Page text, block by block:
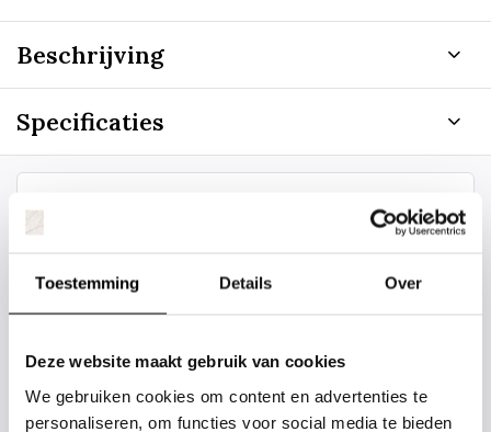
Toestemming Details Over
Deze website maakt gebruik van cookies
We gebruiken cookies om content en advertenties te
personaliseren, om functies voor social media te bieden
Beschrijving
Specificaties
Staat uw plantsoort of maat er niet
tussen? Laat het ons weten, dan
gaan we voor u kijken. Stuur ons
de plantnaam, hoogte, stamdikte en
boom er ongeveer eruit ziet? We
kunnen u een foto sturen.